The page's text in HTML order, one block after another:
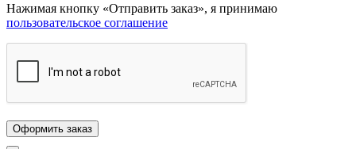
Нажимая кнопку «Отправить заказ», я принимаю
пользовательское соглашение